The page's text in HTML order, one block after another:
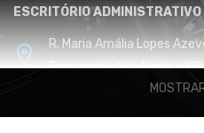
ESCRITÓRIO ADMINISTRATIVO
R. Maria Amália Lopes
Tremembé, São Paulo -
CENTRO DE DISTRIBUIÇÃO E